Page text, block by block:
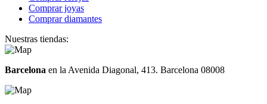
Comprar joyas
Comprar diamantes
Nuestras tiendas:
Barcelona en la Avenida Diagonal, 413. Barcelona 08008